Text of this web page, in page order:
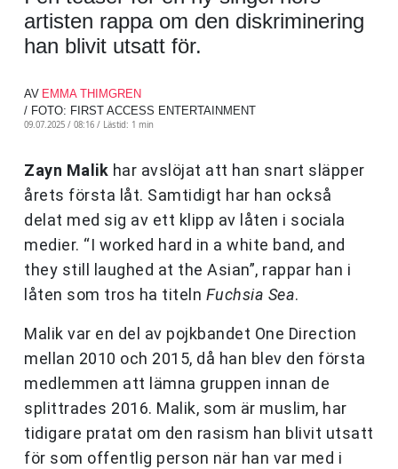
artisten rappa om den diskriminering
han blivit utsatt för.
AV EMMA THIMGREN
/ FOTO: FIRST ACCESS ENTERTAINMENT
09.07.2025 / 08:16 / Lästid: 1 min
Zayn Malik har avslöjat att han snart släpper
årets första låt. Samtidigt har han också
delat med sig av ett klipp av låten i sociala
medier. “I worked hard in a white band, and
they still laughed at the Asian”, rappar han i
låten som tros ha titeln Fuchsia Sea.
Malik var en del av pojkbandet One Direction
mellan 2010 och 2015, då han blev den första
medlemmen att lämna gruppen innan de
splittrades 2016. Malik, som är muslim, har
tidigare pratat om den rasism han blivit utsatt
för som offentlig person när han var med i